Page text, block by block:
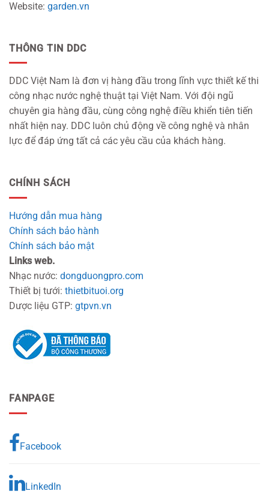
Website: garden.vn
THÔNG TIN DDC
DDC Việt Nam là đơn vị hàng đầu trong lĩnh vực thiết kế thi
công nhạc nước nghệ thuật tại Việt Nam. Với đội ngũ
chuyên gia hàng đầu, cùng công nghệ điều khiển tiên tiến
nhất hiện nay. DDC luôn chủ động về công nghệ và nhân
lực để đáp ứng tất cả các yêu cầu của khách hàng.
CHÍNH SÁCH
Hướng dẫn mua hàng
Chính sách bảo hành
Chính sách bảo mật
Links web.
Nhạc nước: dongduongpro.com
Thiết bị tưới: thietbituoi.org
Dược liệu GTP: gtpvn.vn
FANPAGE
Facebook
LinkedIn